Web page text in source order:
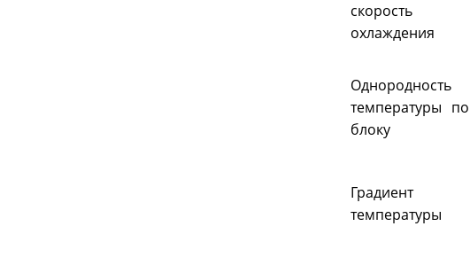
скорость
охлаждения
Однородность
температуры по
блоку
Градиент
температуры